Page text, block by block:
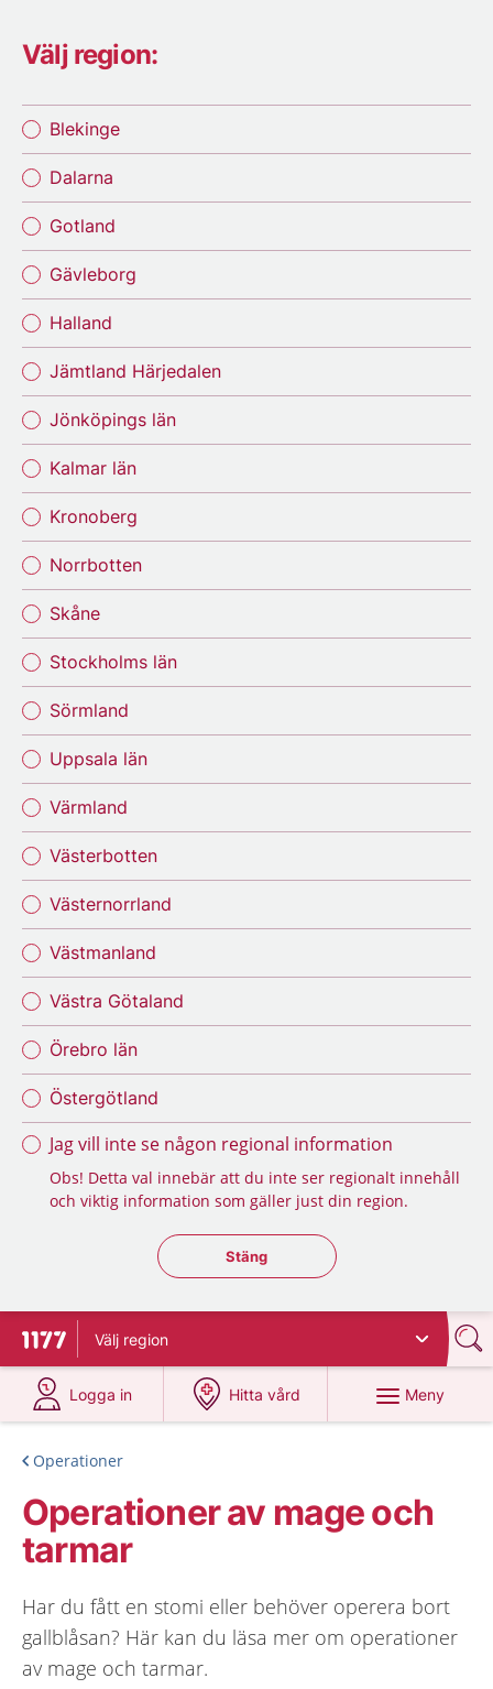
Välj region:
Blekinge
Dalarna
Gotland
Gävleborg
Halland
Jämtland Härjedalen
Jönköpings län
Kalmar län
Kronoberg
Norrbotten
Skåne
Stockholms län
Sörmland
Uppsala län
Värmland
Västerbotten
Västernorrland
Västmanland
Västra Götaland
Örebro län
Östergötland
Jag vill inte se någon regional information
Obs! Detta val innebär att du inte ser regionalt innehåll
och viktig information som gäller just din region.
Stäng regionsväljaren
Stäng
Till startsidan för 1177
Välj region
Logga in
på 1177.se
Hitta vård
på 1177.se
Meny
Operationer
Operationer av mage och
tarmar
Har du fått en stomi eller behöver operera bort
gallblåsan? Här kan du läsa mer om operationer
av mage och tarmar.